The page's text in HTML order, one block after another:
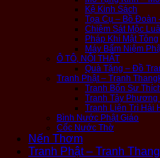
Kệ Kinh Sách
Tọa Cụ – Bồ Đoàn
Chiêm Sát Mộc
Pháp Khí Mật Tông
Máy Bấm Niệm
Ô TÔ, NỘI THẤT
Quà Tặng – Đồ
Tranh Phật – Tranh
Tranh Bổn Sư
Tranh Tây Phương
Tranh Liên Trì Hải
Bình Nước Phật Giáo
Cốc Nước Thờ
Nến Thơm
Tranh Phật – Tranh